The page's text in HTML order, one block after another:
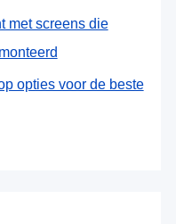
met screens die
opties voor de beste